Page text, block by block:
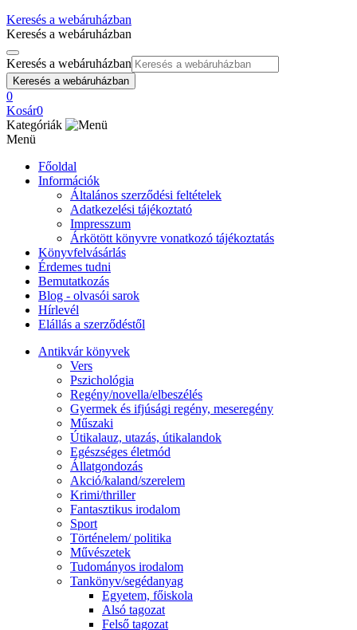
Keresés a webáruházban
Keresés a webáruházban
Keresés a webáruházban
Keresés a webáruházban
0
Kosár0
Kategóriák
Menü
Főoldal
Információk
Általános szerződési feltételek
Adatkezelési tájékoztató
Impresszum
Árkötött könyvre vonatkozó tájékoztatás
Könyvfelvásárlás
Érdemes tudni
Bemutatkozás
Blog - olvasói sarok
Hírlevél
Elállás a szerződéstől
Antikvár könyvek
Vers
Pszichológia
Regény/novella/elbeszélés
Gyermek és ifjúsági regény, meseregény
Műszaki
Útikalauz, utazás, útikalandok
Egészséges életmód
Állatgondozás
Akció/kaland/szerelem
Krimi/thriller
Fantasztikus irodalom
Sport
Történelem/ politika
Művészetek
Tudományos irodalom
Tankönyv/segédanyag
Egyetem, főiskola
Alsó tagozat
Felső tagozat